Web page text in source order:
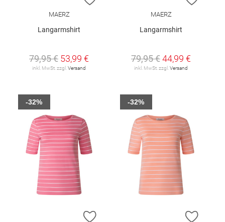
MAERZ
Langarmshirt
79,95 € 53,99 €
inkl. MwSt. zzgl.Versand
MAERZ
Langarmshirt
79,95 €44,99 €
inkl. MwSt. zzgl.Versand
ZUR WUNSCHLISTE HINZUFÜGEN
-32%
ZUR
-32%